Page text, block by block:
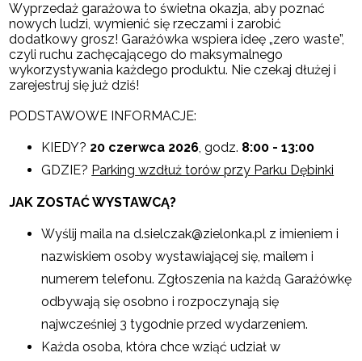
Wyprzedaż garażowa to świetna okazja, aby poznać
nowych ludzi, wymienić się rzeczami i zarobić
dodatkowy grosz! Garażówka wspiera ideę „zero waste”,
czyli ruchu zachęcającego do maksymalnego
wykorzystywania każdego produktu. Nie czekaj dłużej i
zarejestruj się już dziś!
PODSTAWOWE INFORMACJE:
KIEDY? 20 czerwca 2026, godz. 8:00 - 13:00
GDZIE? Parking wzdłuż torów przy Parku Dębinki
JAK ZOSTAĆ WYSTAWCĄ?
Wyślij maila na d.sielczak@zielonka.pl z imieniem i
nazwiskiem osoby wystawiającej się, mailem i
numerem telefonu. Zgłoszenia na każdą Garażówkę
odbywają się osobno i rozpoczynają się
najwcześniej 3 tygodnie przed wydarzeniem.
Każda osoba, która chce wziąć udział w